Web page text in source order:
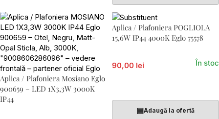
Aplica / Plafoniera Mosiano Eglo
900659 – LED 1X3,3W 3000K
IP44
Aplica / Plafoniera POGLIOLA
15,6W IP44 4000K Eglo 75578
90,00 lei În stoc
▤Adaugă la ofertă